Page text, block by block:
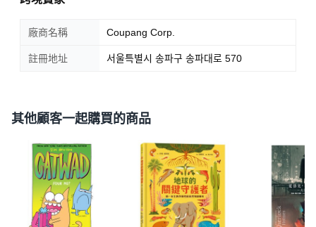
廠商名稱 Coupang Corp.
註冊地址 서울특별시 송파구 송파대로 570
其他顧客一起購買的商品